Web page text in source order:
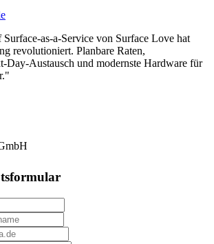
as-a-Service von Surface Love hat
revolutioniert. Planbare Raten,
Day-Austausch und modernste Hardware für